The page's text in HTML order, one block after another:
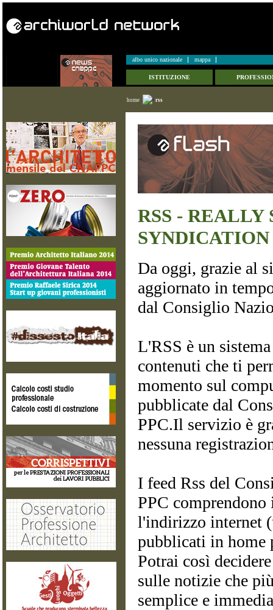
albo unico nazionale mappa
ISTITUZIONE
home rss
RSS - REALLY
SYNDICATION
Da oggi, grazie al
aggiornato in
dal Consiglio
L'RSS è un
contenuti che ti
momento sul
pubblicate dal
PPC.Il servizio è
nessuna
I feed Rss del
PPC
l'indirizzo internet
pubblicati in home
Potrai così
sulle notizie che
semplice e